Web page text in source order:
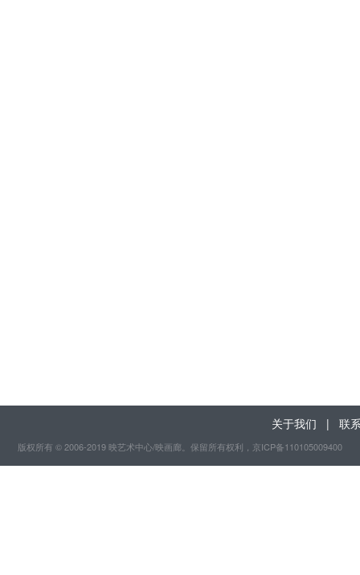
关于我们 | 联
版权所有 © 2006-2019 映艺术中心/映画廊。保留所有权利 ，京ICP备110105009400